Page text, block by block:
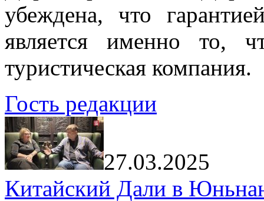
убеждена, что
является именно то,
туристическая компания.
Гость редакции
27.03.2025
Китайский Дали в